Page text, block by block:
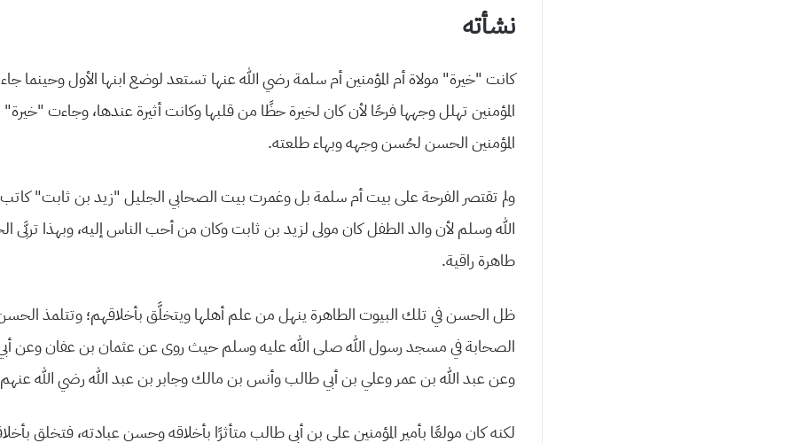
نشأته
كانت “خيرة” مولاة أم المؤمنين أم سلمة رضي الله عنها تستعد لوضع ابنها الأول وحينما جاء
المؤمنين تهلل وجهها فرحًا لأن كان لخيرة حظًا من قلبها وكانت أثيرة عندها، وجاءت “خيرة”
المؤمنين الحسن لحُسن وجهه وبهاء طلعته.
ولم تقتصر الفرحة على بيت أم سلمة بل وغمرت بيت الصحابي الجليل “زيد بن ثابت”
الله وسلم لأن والد الطفل كان مولى لزيد بن ثابت وكان من أحب الناس إليه، وبهذا تربَّى
طاهرة راقية.
ظل الحسن في تلك البيوت الطاهرة ينهل من علم أهلها ويتخلَّق بأخلاقهم؛ وتتلمذ
الصحابة في مسجد رسول الله صلى الله عليه وسلم حيث روى عن عثمان بن عفان وعن
وعن عبد الله بن عمر وعلي بن أبي طالب وأنس بن مالك وجابر بن عبد الله رضي الله
لكنه كان مولعًا بأمير المؤمنين علي بن أبي طالب متأثرًا بأخلاقه وحسن عبادته، فتخلق